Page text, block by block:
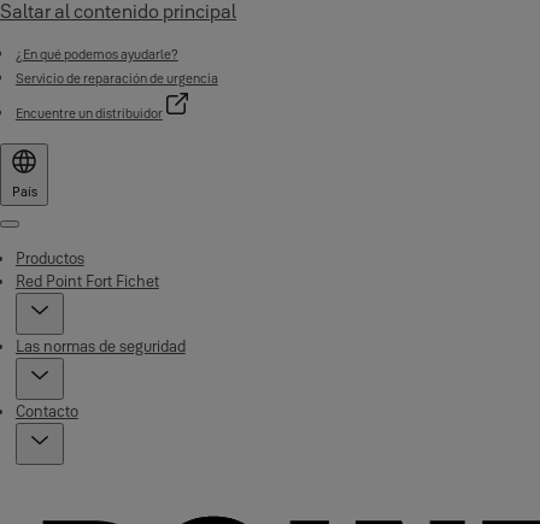
Saltar al contenido principal
¿En qué podemos ayudarle?
Servicio de reparación de urgencia
Encuentre un distribuidor
País
Menu
Productos
Red Point Fort Fichet
Las normas de seguridad
Contacto